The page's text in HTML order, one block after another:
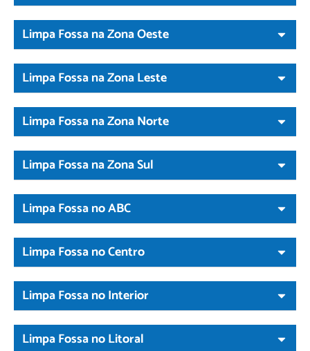
Limpa Fossa na Zona Oeste
Limpa Fossa na Zona Leste
Limpa Fossa na Zona Norte
Limpa Fossa na Zona Sul
Limpa Fossa no ABC
Limpa Fossa no Centro
Limpa Fossa no Interior
Limpa Fossa no Litoral